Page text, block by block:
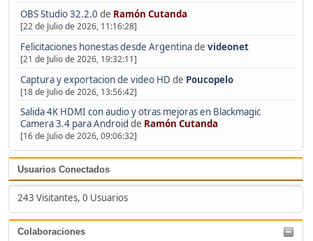
OBS Studio 32.2.0 de Ramón Cutanda
[22 de Julio de 2026, 11:16:28]
Felicitaciones honestas desde Argentinade videonet
[21 de Julio de 2026, 19:32:11]
Captura y exportacion de video HD de Poucopelo
[18 de Julio de 2026, 13:56:42]
Salida 4K HDMI con audio y otras mejoras en Blackmagic
Camera 3.4 para Android de Ramón Cutanda
[16 de Julio de 2026, 09:06:32]
Usuarios Conectados
243 Visitantes, 0 Usuarios
Colaboraciones